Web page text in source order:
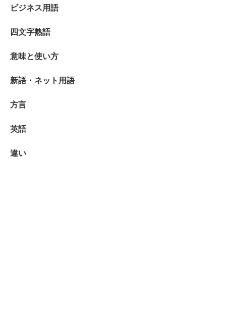
ビジネス用語
四文字熟語
意味と使い方
新語・ネット用語
方言
英語
違い